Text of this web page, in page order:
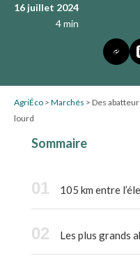
16 juillet 2024
4 min
AgriÉco > Marchés > Des
lourd
Sommaire
105 km entre
Les plus grands